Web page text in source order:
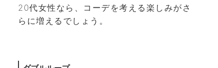
20代女性なら、コーデを考える楽しみがさ
らに増えるでしょう。